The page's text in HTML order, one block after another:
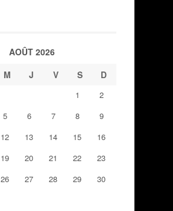
AOÛT 2026
M J V S D
1
2
5 6 7 8
9
12 13 14 15
16
19 20 21 22
23
26 27 28 29
30